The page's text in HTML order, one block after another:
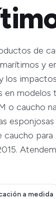
de
y
los
en
o caucho
a medida